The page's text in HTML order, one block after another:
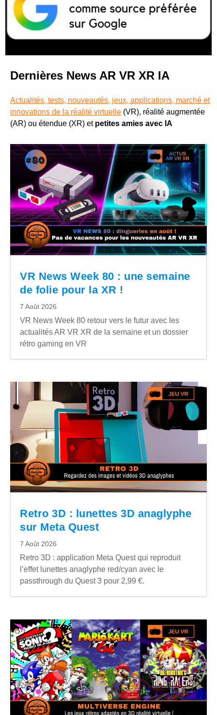
Dernières News AR VR XR IA
Actualités, tests, nouveautés, jeux, applications, marché et
innovations de la réalité virtuelle (VR), réalité augmentée
(AR) ou étendue (XR) etpetites amies avec IA
VR News Week 80 : une semaine
de folie pour la XR !
7 Août 2026
VR News Week 80 retour vers le futur avec les
actualités AR VR XR de la semaine et un dossier
rétro gaming en VR
Retro 3D : lunettes 3D anaglyphe
sur Meta Quest
7 Août 2026
Retro 3D : application Meta Quest qui reproduit
l’effet lunettes anaglyphe red/cyan avec le
passthrough du Quest 3 pour 2,99 €.